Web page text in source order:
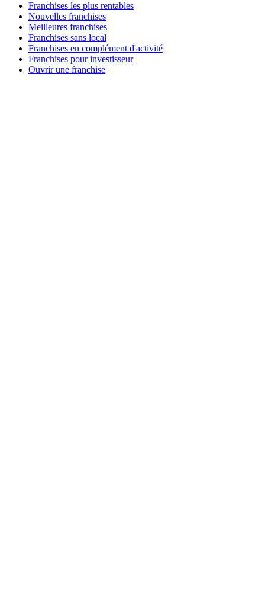
Franchises les plus rentables
Nouvelles franchises
Meilleures franchises
Franchises sans local
Franchises en complément d'activité
Franchises pour investisseur
Ouvrir une franchise